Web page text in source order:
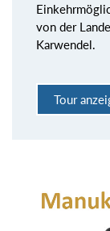
von der
Karwendel.
Tour